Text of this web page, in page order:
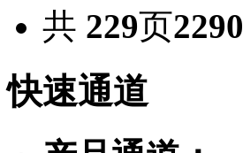
共 229页2290
快速通道